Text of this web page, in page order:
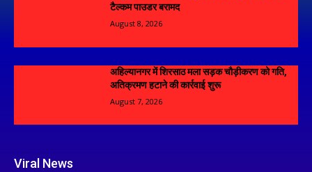
टैल्कम पाउडर बरामद
August 8, 2026
अहिल्यानगर में शिरसाठ मला सड़क चौड़ीकरण को गति,
अतिक्रमण हटाने की कार्रवाई शुरू
August 7, 2026
Viral News